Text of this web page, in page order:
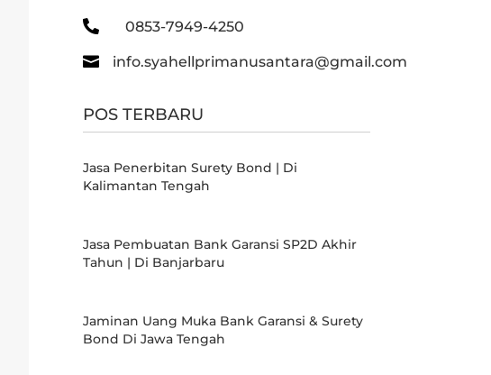
 0853-7949-4250
 info.syahellprimanusantara@gmail.com
POS TERBARU
Jasa Penerbitan Surety Bond | Di
Kalimantan Tengah
Jasa Pembuatan Bank Garansi SP2D Akhir
Tahun | Di Banjarbaru
Jaminan Uang Muka Bank Garansi & Surety
Bond Di Jawa Tengah